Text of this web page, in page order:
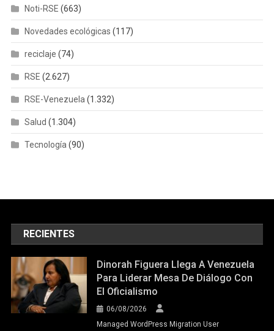
Noti-RSE (663)
Novedades ecológicas (117)
reciclaje (74)
RSE (2.627)
RSE-Venezuela (1.332)
Salud (1.304)
Tecnología (90)
RECIENTES
Dinorah Figuera Llega A Venezuela
Para Liderar Mesa De Diálogo Con
El Oficialismo
06/08/2026
Managed WordPress Migration User